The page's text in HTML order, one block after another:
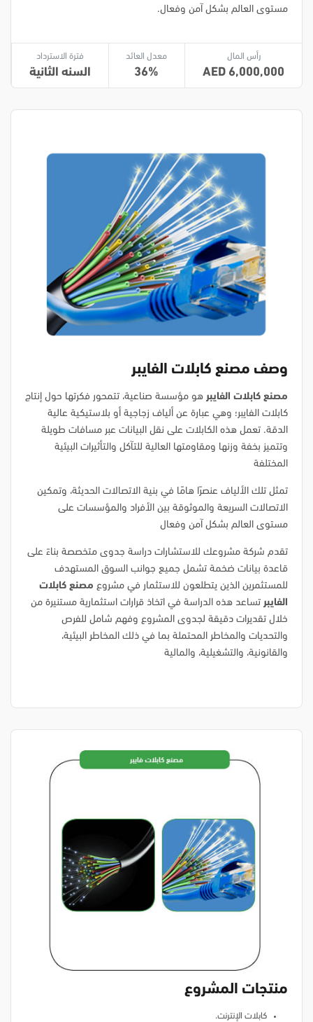
مستوى العالم بشكل آمن وفعال.
رأس المال
6,000,000
معدل العائد
36
فترة الاسترداد
السنه الثانية
وصف مصنع كابلات الفايبر
مصنع كابلات الفايبر هو مؤسسة صناعية، تتمحور فكرتها حول إنتاج
كابلات الفايبر؛ وهي عبارة عن ألياف زجاجية أو بلاستيكية عالية
الدقة. تعمل هذه الكابلات على نقل البيانات عبر مسافات طويلة
وتتميز بخفة وزنها ومقاومتها العالية للتآكل والتأثيرات البيئية
المختلفة
تمثل تلك الألياف عنصرًا هامًا في بنية الاتصالات الحديثة، وتمكين
الاتصالات السريعة والموثوقة بين الأفراد والمؤسسات على
مستوى العالم بشكل آمن وفعال
تقدم شركة مشروعك للاستشارات دراسة جدوى متخصصة بناءً على
قاعدة بيانات ضخمة تشمل جميع جوانب السوق المستهدف
للمستثمرين الذين يتطلعون للاستثمار في مشروع مصنع كابلات
الفايبر تساعد هذه الدراسة في اتخاذ قرارات استثمارية مستنيرة من
خلال تقديرات دقيقة لجدوى المشروع وفهم شامل للفرص
والتحديات والمخاطر المحتملة بما في ذلك المخاطر البيئية،
والقانونية، والتشغيلية، والمالية
منتجات المشروع
كابلات الإنترنت.